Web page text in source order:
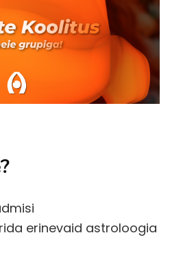
erinevaid astroloogia